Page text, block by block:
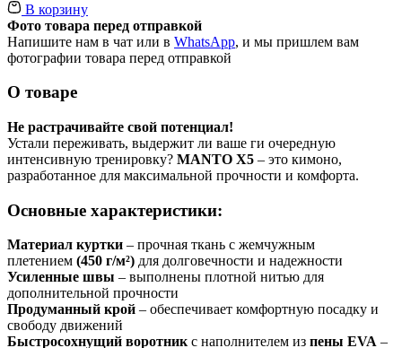
В корзину
Фото товара перед отправкой
Напишите нам в чат или в WhatsApp, и мы пришлем вам
фотографии товара перед отправкой
О товаре
Не растрачивайте свой потенциал!
Устали переживать, выдержит ли ваше ги очередную
интенсивную тренировку? MANTO X5 – это кимоно,
разработанное для максимальной прочности и комфорта.
Основные характеристики:
Материал куртки – прочная ткань с жемчужным
плетением (450 г/м²) для долговечности и надежности
Усиленные швы – выполнены плотной нитью для
дополнительной прочности
Продуманный крой – обеспечивает комфортную посадку и
свободу движений
Быстросохнущий воротникс наполнителем из пены EVA –